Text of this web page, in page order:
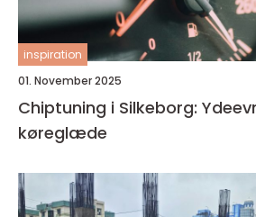
inspiration
01. November 2025
Chiptuning i Silkeborg:
køreglæde